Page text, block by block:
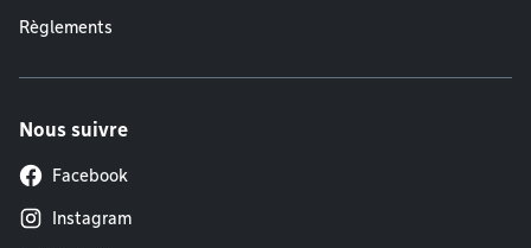
Règlements
Nous suivre
Facebook
Instagram